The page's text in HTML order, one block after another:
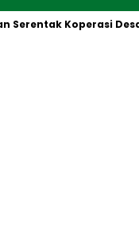
Koperasi Desa/